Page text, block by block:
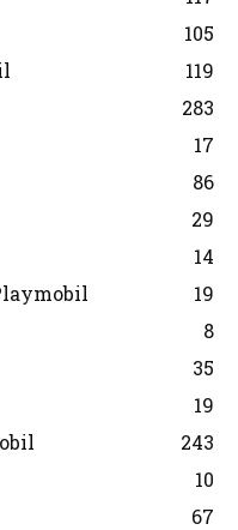
105
119
283
17
86
29
14
19
8
35
19
243
10
67